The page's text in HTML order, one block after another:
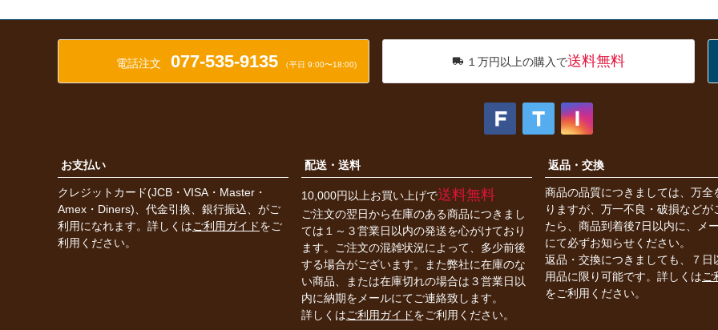
電話注文 077-535-9135 （平日 9:00〜18:00) １万円以上の購入で送料無料
お支払い
クレジットカード(JCB・VISA・Master・
Amex・Diners)、代金引換、銀行振込、がご
利用になれます。詳しくはご利用ガイドをご
利用ください。
配送・送料
10,000円以上お買い上げで送料無料
ご注文の翌日から在庫のある商品につきまし
ては１～３営業日以内の発送を心がけており
ます。ご注文の混雑状況によって、多少前後
する場合がございます。また弊社に在庫のな
い商品、または在庫切れの場合は３営業日以
内に納期をメールにてご連絡致します。
詳しくはご利用ガイドをご利用ください。
返品・交換
商品の品質につきましては、万全
りますが、万一不良・破損などが
たら、商品到着後7日以内に、メ
にて必ずお知らせください。
返品・交換につきましても、７日
用品に限り可能です。詳しくはご
をご利用ください。